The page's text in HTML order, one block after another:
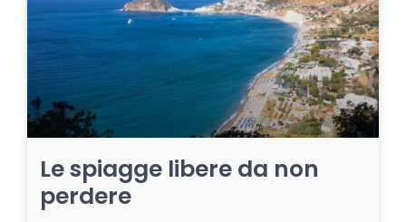
Le spiagge libere da non
perdere